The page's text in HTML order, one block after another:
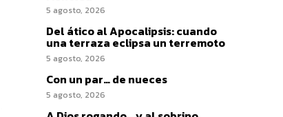
5 agosto, 2026
Del ático al Apocalipsis: cuando
una terraza eclipsa un terremoto
5 agosto, 2026
Con un par… de nueces
5 agosto, 2026